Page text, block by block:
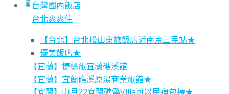
台灣國內飯店
台北爽爽住
【台北】台北松山東旅飯店近南京三民站★
優美飯店★
【宜蘭】捷絲旅宜蘭礁溪館
【宜蘭】宜蘭礁溪原湯商業旅館★